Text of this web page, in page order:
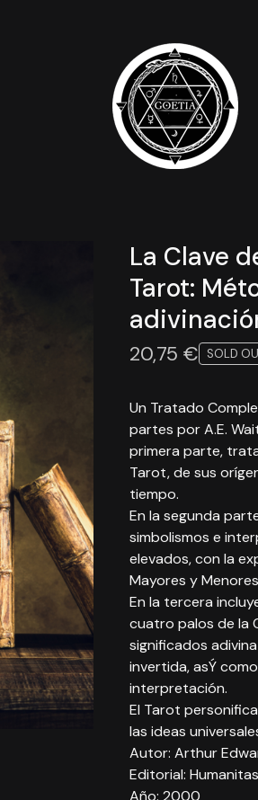
La Clave
Tarot:
20,75€ SOLD
Un Tratado
partes por A.E.
primera parte,
Tarot, de sus
tiempo.
En la segunda
simbolismos e
elevados, con la
Mayores y
En la tercera
cuatro palos de la
significados
invertida, asÝ
interpretación.
El Tarot
las ideas
Autor: Arthur
Editorial: Humanitas
Año: 2000